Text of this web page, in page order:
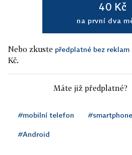
40 Kč
na první dva
Nebo zkuste předplatné bez
Kč.
Máte již předplatné?
#mobilní telefon #smartphone
#Android